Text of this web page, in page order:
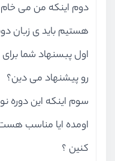
دوم اینکه من می خام
رو پیشنهاد می دین؟
اومده ایا مناسب
کنین ؟